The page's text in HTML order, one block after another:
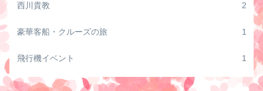
西川貴教 2
豪華客船・クルーズの旅 1
飛行機イベント 1